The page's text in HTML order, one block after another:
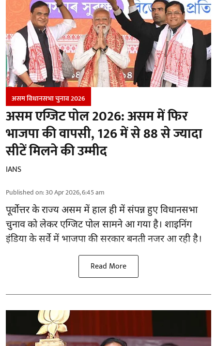
असम विधानसभा चुनाव 2026
असम एग्जिट पोल 2026: असम में फिर
भाजपा की वापसी, 126 में से 88 से ज्यादा
सीटें मिलने की उम्मीद
IANS
Published on:30 Apr 2026, 6:45 am
पूर्वोत्तर के राज्य असम में हाल ही में संपन्न हुए विधानसभा
चुनाव को लेकर एग्जिट पोल सामने आ गया है। शाइनिंग
इंडिया के सर्वे में भाजपा की सरकार बनती नजर आ रही है।
Read More